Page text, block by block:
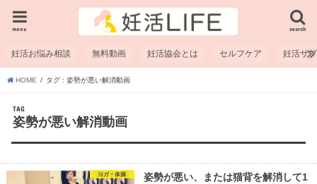
search
menu
妊活お悩み相談 無料動画 妊活協会とは セルフケア 妊活サ
HOME タグ : 姿勢が悪い解消動画
TAG
姿勢が悪い解消動画
ヨガ・体操
姿勢が悪い、または猫背を解消して1